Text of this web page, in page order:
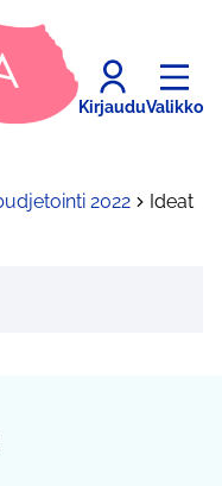
KirjauduValikko
2022 Ideat